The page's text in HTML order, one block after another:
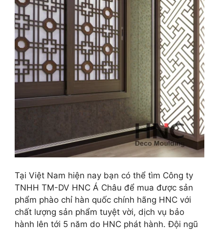
Tại Việt Nam hiện nay bạn có thể tìm Công ty
TNHH TM-DV HNC Á Châu để mua được sản
phẩm phào chỉ hàn quốc chính hãng HNC với
chất lượng sản phẩm tuyệt vời, dịch vụ bảo
hành lên tới 5 năm do HNC phát hành. Đội ngũ